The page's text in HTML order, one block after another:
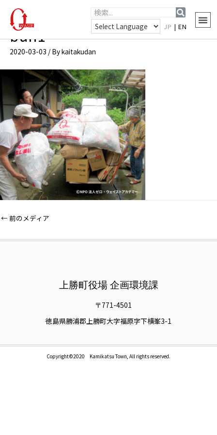
JP |EN
bun1
2020-03-03 / Bykaitakudan
←前のメディア
上勝町役場 企画環境課
〒771-4501
徳島県勝浦郡上勝町大字福原字下横峯3-1
Copyright©2020 Kamikatsu Town, All rights reserved.